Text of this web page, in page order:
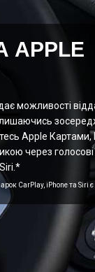
APPLE
можливості
Apple
через
CarPlay, iPhone та Siri є